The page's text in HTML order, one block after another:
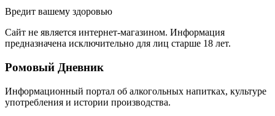
Вредит вашему здоровью
Сайт не является интернет-магазином. Информация
предназначена исключительно для лиц старше 18 лет.
Ромовый Дневник
Информационный портал об алкогольных напитках, культуре
употребления и истории производства.